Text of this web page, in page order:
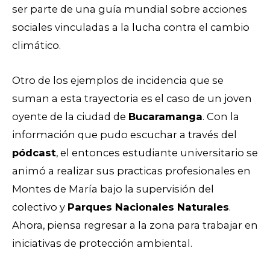
ser parte de una guía mundial sobre acciones
sociales vinculadas a la lucha contra el cambio
climático.
Otro de los ejemplos de incidencia que se
suman a esta trayectoria es el caso de un joven
oyente de la ciudad de Bucaramanga. Con la
información que pudo escuchar a través del
pódcast, el entonces estudiante universitario se
animó a realizar sus practicas profesionales en
Montes de María bajo la supervisión del
colectivo y Parques Nacionales Naturales.
Ahora, piensa regresar a la zona para trabajar en
iniciativas de protección ambiental.